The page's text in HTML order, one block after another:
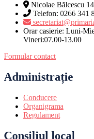
Nicolae Bălcescu
Telefon: 0266 341
Orar casierie: Luni-
Vineri:07.00-13.00
Formular contact
Administrație
Conducere
Organigrama
Regulament
Consiliul local